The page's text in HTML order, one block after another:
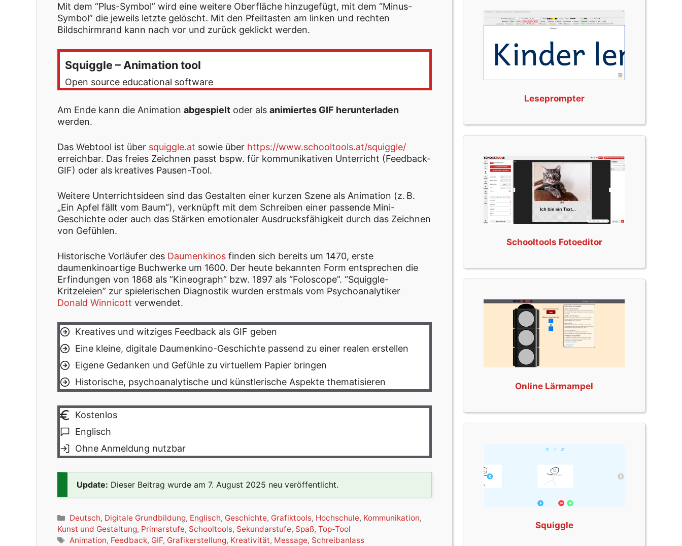
Mit dem “Plus-Symbol” wird eine weitere Oberfläche hinzugefügt, mit dem “Minus-
Symbol” die jeweils letzte gelöscht. Mit den Pfeiltasten am linken und rechten
Bildschirmrand kann nach vor und zurück geklickt werden.
Squiggle – Animation tool
Open source educational software
Am Ende kann die Animation abgespielt oder als animiertes GIF herunterladen
werden.
Das Webtool ist über squiggle.at sowie über https://www.schooltools.at/squiggle/
erreichbar. Das freies Zeichnen passt bspw. für kommunikativen Unterricht (Feedback-
GIF) oder als kreatives Pausen-Tool.
Weitere Unterrichtsideen sind das Gestalten einer kurzen Szene als Animation (z. B.
„Ein Apfel fällt vom Baum“), verknüpft mit dem Schreiben einer passende Mini-
Geschichte oder auch das Stärken emotionaler Ausdrucksfähigkeit durch das Zeichnen
von Gefühlen.
Historische Vorläufer des Daumenkinos finden sich bereits um 1470, erste
daumenkinoartige Buchwerke um 1600. Der heute bekannten Form entsprechen die
Erfindungen von 1868 als “Kineograph” bzw. 1897 als “Foloscope”. “Squiggle-
Kritzeleien” zur spielerischen Diagnostik wurden erstmals vom Psychoanalytiker
Donald Winnicott verwendet.
Kreatives und witziges Feedback als GIF geben
Eine kleine, digitale Daumenkino-Geschichte passend zu einer realen erstellen
Eigene Gedanken und Gefühle zu virtuellem Papier bringen
Historische, psychoanalytische und künstlerische Aspekte thematisieren
Kostenlos
Englisch
Ohne Anmeldung nutzbar
Update: Dieser Beitrag wurde am 7. August 2025 neu veröffentlicht.
Kategorien
Deutsch, Digitale Grundbildung, Englisch, Geschichte, Grafiktools, Hochschule, Kommunikation,
Kunst und Gestaltung, Primarstufe, Schooltools, Sekundarstufe, Spaß, Top-Tool
Schlagwörter
Animation, Feedback, GIF, Grafikerstellung, Kreativität, Message, Schreibanlass
Leseprompter
Schooltools Fotoeditor
Online Lärmampel
Squiggle